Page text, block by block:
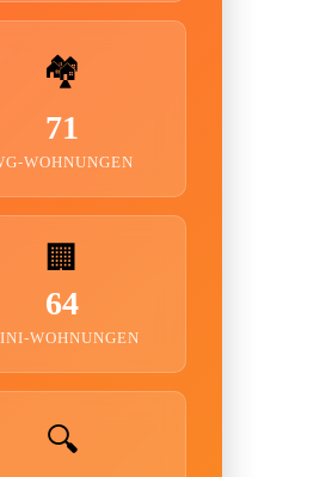
🏘️
71
WOHNUNGEN
🏢
64
WOHNUNGEN
🔍